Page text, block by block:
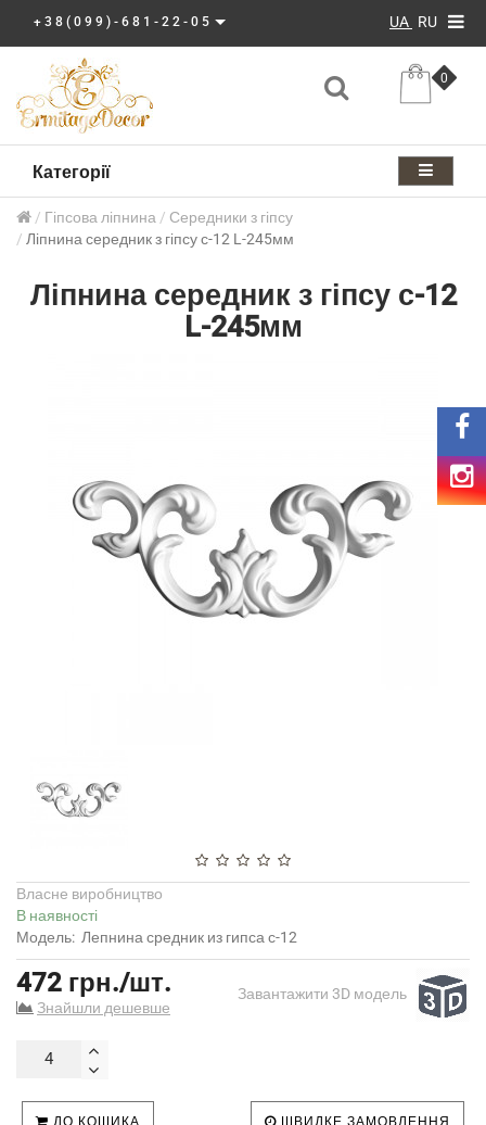
+38(099)-681-22-05 UA RU
0
Категорії
Гіпсова ліпнина
Середники з гіпсу
Ліпнина середник з гіпсу с-12 L-245мм
Ліпнина середник з гіпсу с-12
L-245мм
Власне виробництво
В наявності
Модель: Лепнина средник из гипса с-12
472 грн./шт.
Знайшли дешевше
Завантажити 3D модель
ДО КОШИКА ШВИДКЕ ЗАМОВЛЕННЯ